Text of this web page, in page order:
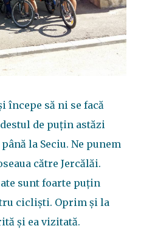
începe să ni se facă
de puțin astăzi
la Seciu. Ne punem
către Jercălăi.
sunt foarte puțin
cicliști. Oprim și la
și ea vizitată.